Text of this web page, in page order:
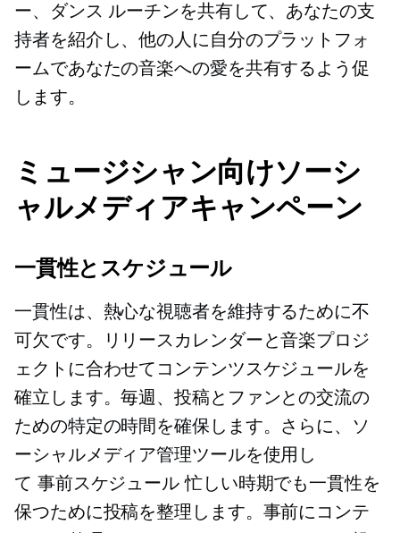
ー、ダンス ルーチンを共有して、あなたの支
持者を紹介し、他の人に自分のプラットフォ
ームであなたの音楽への愛を共有するよう促
します。
ミュージシャン向けソーシ
ャルメディアキャンペーン
一貫性とスケジュール
一貫性は、熱心な視聴者を維持するために不
可欠です。リリースカレンダーと音楽プロジ
ェクトに合わせてコンテンツスケジュールを
確立します。毎週、投稿とファンとの交流の
ための特定の時間を確保します。さらに、ソ
ーシャルメディア管理ツールを使用し
て 事前スケジュール 忙しい時期でも一貫性を
保つために投稿を整理します。事前にコンテ